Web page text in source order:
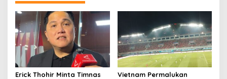
Erick Thohir Minta Timnas
Vietnam Permalukan